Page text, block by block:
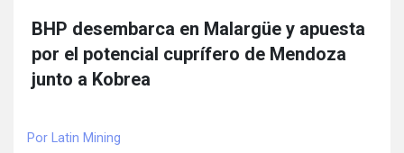
BHP desembarca en Malargüe y apuesta
por el potencial cuprífero de Mendoza
junto a Kobrea
Por Latin Mining